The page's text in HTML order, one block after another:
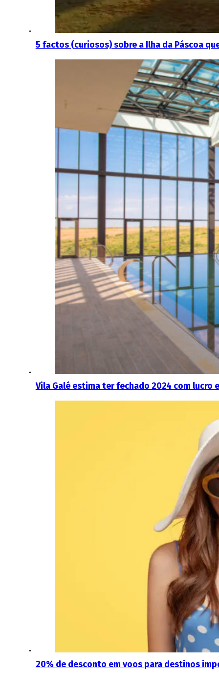
5 factos (curiosos) sobre a Ilha da Páscoa
Vila Galé estima ter fechado 2024 com lucro
20% de desconto em voos para destinos